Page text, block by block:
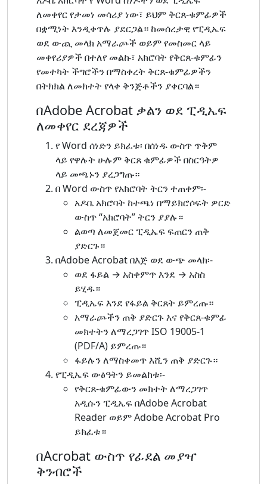
ለመቀየር የታመነ መሳሪያ ነው፣ ይህም ቅርጸ-ቁምፊዎች
በቋሚነት እንዲቀጥሉ ያደርጋል። ከመሰረታዊ የፒዲኤፍ
ወደ ውጪ መላክ አማራጮች ወይም የመስመር ላይ
መቀየሪያዎች በተለየ መልኩ፣ አክሮባት የቅርጸ-ቁምፊን
የመተካት ችግሮችን በማስቀረት ቅርጸ-ቁምፊዎችን
በትክክል ለመክተት የላቀ ቅንጅቶችን ያቀርባል።
በAdobe Acrobat ቃልን ወደ ፒዲኤፍ
ለመቀየር ደረጃዎች
የ Word ሰነድን ይክፈቱ፡ በሰነዱ ውስጥ ጥቅም
ላይ የዋሉት ሁሉም ቅርጸ ቁምፊዎች በስርዓትዎ
ላይ መጫኑን ያረጋግጡ።
በ Word ውስጥ የአክሮባት ትርን ተጠቀም፡-
አዶቤ አክሮባት ከተጫነ በማይክሮሶፍት ዎርድ
ውስጥ “አክሮባት” ትርን ያያሉ።
ልወጣ ለመጀመር ፒዲኤፍ ፍጠርን ጠቅ
ያድርጉ።
በAdobe Acrobat በእጅ ወደ ውጭ መላክ፡-
ወደ ፋይል → አስቀምጥ እንደ → አስስ
ይሂዱ።
ፒዲኤፍ እንደ የፋይል ቅርጸት ይምረጡ።
አማራጮችን ጠቅ ያድርጉ እና የቅርጸ-ቁምፊ
መክተትን ለማረጋገጥ ISO 19005-1
(PDF/A) ይምረጡ።
ፋይሉን ለማስቀመጥ እሺን ጠቅ ያድርጉ።
የፒዲኤፍ ውፅዓትን ይመልከቱ፡-
የቅርጸ-ቁምፊውን መክተት ለማረጋገጥ
አዲሱን ፒዲኤፍ በAdobe Acrobat
Reader ወይም Adobe Acrobat Pro
ይክፈቱ።
በAcrobat ውስጥ የፊደል መያዣ
ቅንብሮች